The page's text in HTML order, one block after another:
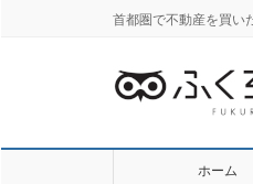
首都圏で不動産を買い
ホーム